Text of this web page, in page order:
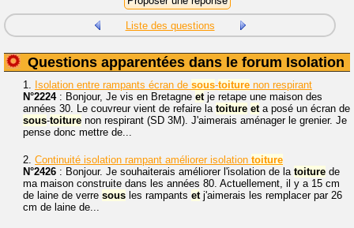
Liste des questions
Questions apparentées dans le forum Isolation
1. Isolation entre rampants écran de sous-toiture non respirant
N°2224: Bonjour, Je vis en Bretagne etje retape une maison des
années 30. Le couvreur vient de refaire la toiture eta posé un écran de
sous-toiture non respirant (SD 3M). J'aimerais aménager le grenier. Je
pense donc mettre de...
2. Continuité isolation rampant améliorer isolation toiture
N°2426 : Bonjour. Je souhaiterais améliorer l'isolation de la toiture de
ma maison construite dans les années 80. Actuellement, il y a 15 cm
de laine de verre sous les rampants etj'aimerais les remplacer par 26
cm de laine de...